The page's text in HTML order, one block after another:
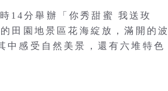
14分舉辦「你秀甜蜜 我送玫
田園地景區花海綻放，滿開的波
中感受自然美景，還有六堆特色